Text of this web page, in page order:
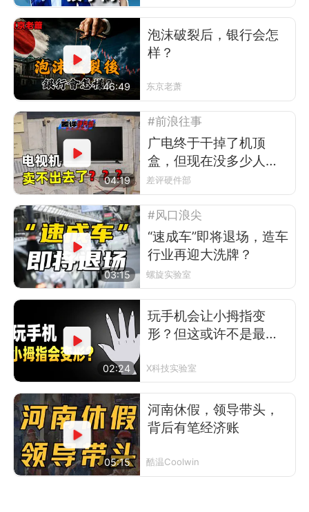
46:49
泡沫破裂后，银行会怎
样？
东京老萧
04:19
#前浪往事
广电终于干掉了机顶
盒，但现在没多少人看
电视了
差评硬件部
03:15
#风口浪尖
“速成车”即将退场，造车
行业再迎大洗牌？
螺旋实验室
02:24
玩手机会让小拇指变
形？但这或许不是最可
X科技实验室
05:15
河南休假，领导带头，
背后有笔经济账
酷温Coolwin